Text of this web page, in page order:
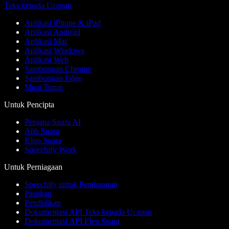
Teks kepada Ucapan
Aplikasi iPhone & iPad
Aplikasi Android
Aplikasi Mac
Aplikasi Windows
Aplikasi Web
Sambungan Chrome
Sambungan Edge
Muat Turun
Untuk Pencipta
Penjana Suara AI
Alih Suara
Klon Suara
Speechify Work
Untuk Perniagaan
Speechify untuk Pembangun
Pasukan
Pendidikan
Dokumentasi API Teks kepada Ucapan
Dokumentasi API Ejen Suara